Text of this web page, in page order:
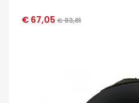
€ 67,05 € 83,81
OCCHIATA VELOCE